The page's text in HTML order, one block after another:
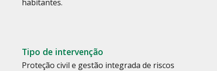
habitantes.
Tipo de intervenção
Proteção civil e gestão integrada de riscos